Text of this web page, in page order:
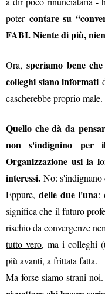
poter contare su
FABI. Niente di più,
Ora,speriamo bene
colleghi siano informati
cascherebbe proprio male.
Quello che dà da
non s'indignino
Organizzazione usi la
interessi. No:
Eppure,delle due l'una:
significa che il futuro
rischio da convergenze
tutto vero, ma i colleghi
più avanti, a frittata fatta.
Ma forse siamo strani